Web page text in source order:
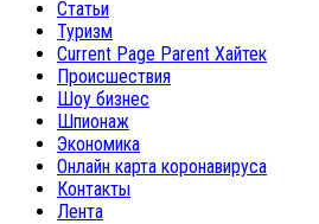
Статьи
Туризм
Current Page Parent Хайтек
Происшествия
Шоу бизнес
Шпионаж
Экономика
Онлайн карта коронавируса
Контакты
Лента